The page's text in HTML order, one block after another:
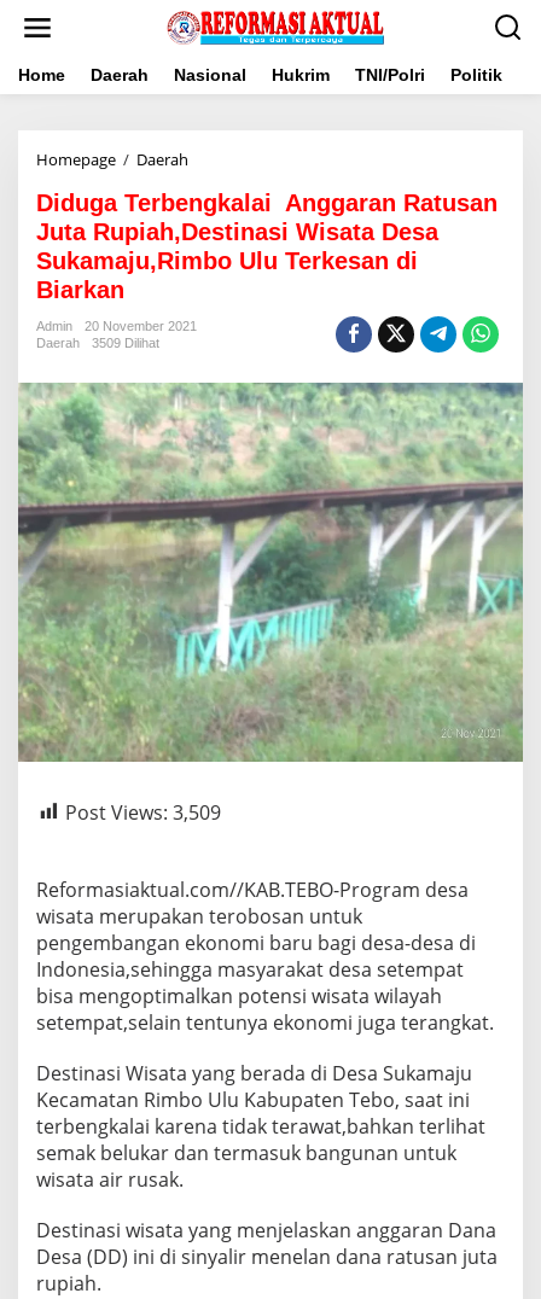
Home Daerah Nasional Hukrim TNI/Polri Politik
Homepage / Daerah
Anggaran
Ratusan
Juta
Rupiah,Destinasi
Sukamaju,Rimbo
di
Biarkan
Diduga Terbengkalai Anggaran Ratusan
Juta Rupiah,Destinasi Wisata Desa
Sukamaju,Rimbo Ulu Terkesan di
Biarkan
Admin
20 November 2021
Daerah
3509 Dilihat
Post Views: 3,509
Reformasiaktual.com//KAB.TEBO-Program desa
wisata merupakan terobosan untuk
pengembangan ekonomi baru bagi desa-desa di
Indonesia,sehingga masyarakat desa setempat
bisa mengoptimalkan potensi wisata wilayah
setempat,selain tentunya ekonomi juga terangkat.
Destinasi Wisata yang berada di Desa Sukamaju
Kecamatan Rimbo Ulu Kabupaten Tebo, saat ini
terbengkalai karena tidak terawat,bahkan terlihat
semak belukar dan termasuk bangunan untuk
wisata air rusak.
Destinasi wisata yang menjelaskan anggaran Dana
Desa (DD) ini di sinyalir menelan dana ratusan juta
rupiah.